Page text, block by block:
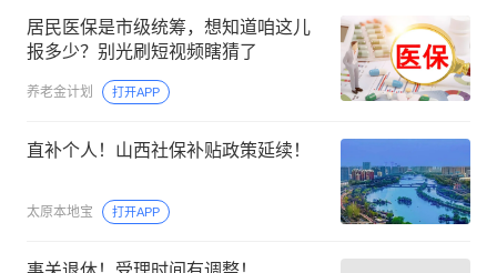
居民医保是市级统筹，想知道咱这儿
报多少？别光刷短视频瞎猜了
养老金计划 打开APP
直补个人！山西社保补贴政策延续！
太原本地宝 打开APP